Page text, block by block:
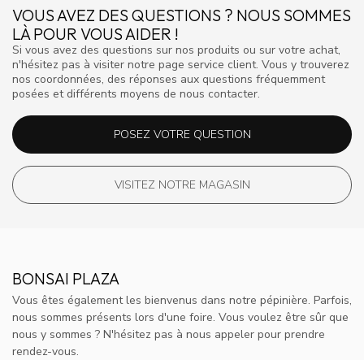
VOUS AVEZ DES QUESTIONS ? NOUS SOMMES
LÀ POUR VOUS AIDER !
Si vous avez des questions sur nos produits ou sur votre achat,
n'hésitez pas à visiter notre page service client. Vous y trouverez
nos coordonnées, des réponses aux questions fréquemment
posées et différents moyens de nous contacter.
POSEZ VOTRE QUESTION
VISITEZ NOTRE MAGASIN
BONSAI PLAZA
Vous êtes également les bienvenus dans notre pépinière. Parfois,
nous sommes présents lors d'une foire. Vous voulez être sûr que
nous y sommes ? N'hésitez pas à nous appeler pour prendre
rendez-vous.